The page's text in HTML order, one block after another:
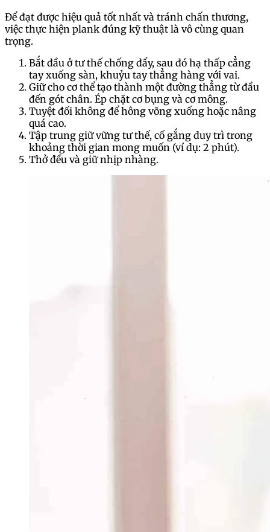
Để đạt được hiệu quả tốt nhất và tránh chấn thương,
việc thực hiện plank đúng kỹ thuật là vô cùng quan
trọng.
Bắt đầu ở tư thế chống đẩy, sau đó hạ thấp cẳng
tay xuống sàn, khuỷu tay thẳng hàng với vai.
Giữ cho cơ thể tạo thành một đường thẳng từ đầu
đến gót chân. Ép chặt cơ bụng và cơ mông.
Tuyệt đối không để hông võng xuống hoặc nâng
quá cao.
Tập trung giữ vững tư thế, cố gắng duy trì trong
khoảng thời gian mong muốn (ví dụ: 2 phút).
Thở đều và giữ nhịp nhàng.